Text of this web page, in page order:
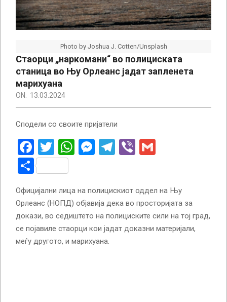
Photo by Joshua J. Cotten/Unsplash
Стаорци „наркомани“ во полициската
станица во Њу Орлеанс јадат запленета
марихуана
ON: 13.03.2024
Сподели со своите пријатели
Facebook
Twitter
WhatsApp
Messenger
Telegram
Viber
Share
Официјални лица на полицискиот оддел на Њу
Орлеанс (НОПД) објавија дека во просторијата за
докази, во седиштето на полициските сили на тој град,
се појавиле стаорци кои јадат доказни материјали,
меѓу другото, и марихуана.